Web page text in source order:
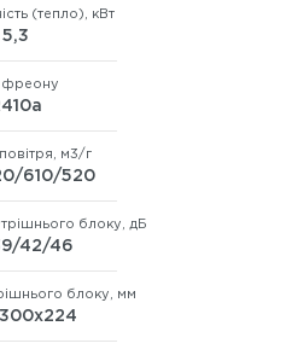
(тепло), кВт
5,3
фреону
м3/г
610/520
блоку, дБ
42/46
блоку, мм